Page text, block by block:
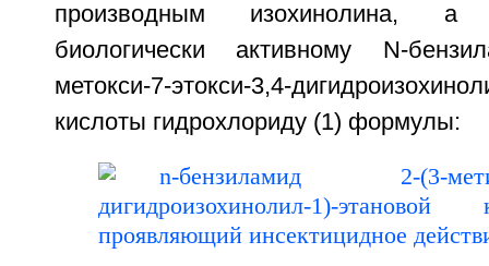
производным изохинолина,
биологически активному N-
метокси-7-этокси-3,4-
кислоты гидрохлориду (1) формулы: